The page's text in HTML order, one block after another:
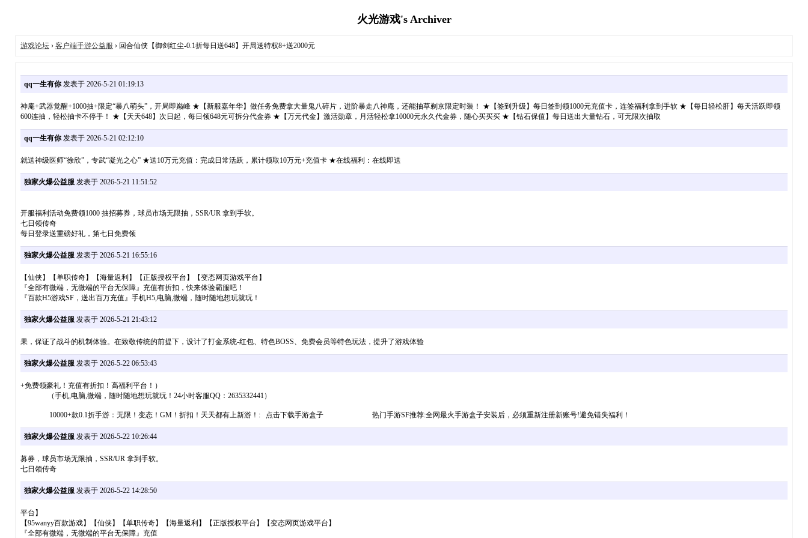
火光游戏's Archiver
游戏论坛› 客户端手游公益服 › 回合仙侠【御剑红尘-0.1折每日送648】开局送特权8+送2000元
qq一生有你发表于 2026-5-21 01:19:13
神庵+武器觉醒+1000抽+限定“暴八萌头”，开局即巅峰 ★【新服嘉年华】做任务免费拿大量鬼八碎片，进阶暴走八神庵，还能抽草剃京限定时装！ ★【签到升级】每日签到领1000元充值卡，连签福利拿到手软 ★【每日轻松肝】每天活跃即领
600连抽，轻松抽卡不停手！ ★【天天648】次日起，每日领648元可拆分代金券 ★【万元代金】激活勋章，月活轻松拿10000元永久代金券，随心买买买 ★【钻石保值】每日送出大量钻石，可无限次抽取
qq一生有你发表于 2026-5-21 02:12:10
就送神级医师“徐欣”，专武“凝光之心” ★送10万元充值：完成日常活跃，累计领取10万元+充值卡 ★在线福利：在线即送
独家火爆公益服发表于 2026-5-21 11:51:52
开服福利活动免费领1000 抽招募券，球员市场无限抽，SSR/UR 拿到手软。
七日领传奇
每日登录送重磅好礼，第七日免费领
独家火爆公益服发表于 2026-5-21 16:55:16
【仙侠】【单职传奇】【海量返利】【正版授权平台】【变态网页游戏平台】
『全部有微端，无微端的平台无保障』充值有折扣，快来体验霸服吧！
『百款H5游戏SF，送出百万充值』手机H5,电脑,微端，随时随地想玩就玩！
独家火爆公益服发表于 2026-5-21 21:43:12
果，保证了战斗的机制体验。在致敬传统的前提下，设计了打金系统-红包、特色BOSS、免费会员等特色玩法，提升了游戏体验
独家火爆公益服发表于 2026-5-22 06:53:43
+免费领豪礼！充值有折扣！高福利平台！）
（手机,电脑,微端，随时随地想玩就玩！24小时客服QQ：2635332441）
10000+款0.1折手游：无限！变态！GM！折扣！天天都有上新游！: 点击下载手游盒子 热门手游SF推荐:全网最火手游盒子安装后，必须重新注册新账号!避免错失福利！
独家火爆公益服发表于 2026-5-22 10:26:44
募券，球员市场无限抽，SSR/UR 拿到手软。
七日领传奇
独家火爆公益服发表于 2026-5-22 14:28:50
平台】
【95wanyy百款游戏】【仙侠】【单职传奇】【海量返利】【正版授权平台】【变态网页游戏平台】
『全部有微端，无微端的平台无保障』充值